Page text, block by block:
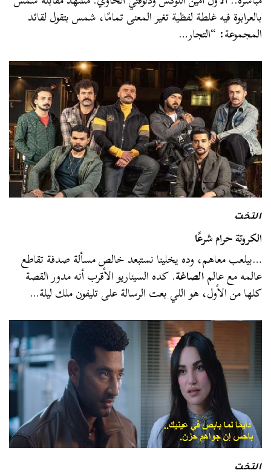
بالعرابوة فيه غلطة لفظية تغير المعنى تمامًا، شمس بتقول لقائد
المجموعة: “التجار…
التخت
الكروتة حرام شرعًا
…بيلعب معاهم، وده يخلينا نستبعد خالص مسألة صدفة تقاطع
عالمه مع عالمالصاغة. كده السيناريو الأقرب أنه مدور القصة
كلها من الأول، هو اللي بعت الرسالة على تليفون ملك ليلة…
التخت